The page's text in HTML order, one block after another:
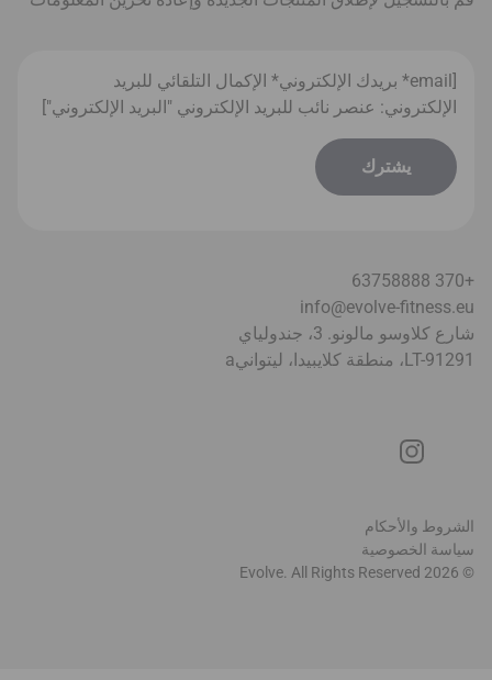
[email* بريدك الإلكتروني* الإكمال التلقائي للبريد
الإلكتروني: عنصر نائب للبريد الإلكتروني "البريد الإلكتروني"]
+370 63758888
info@evolve-fitness.eu
شارع كلاوسو مالونو. 3، جندولياي
LT-91291، منطقة كلايبيدا، ليتواني
a
© 2026 Evolve. All Rights Reserved
الشروط والأحكام
سياسة الخصوصية